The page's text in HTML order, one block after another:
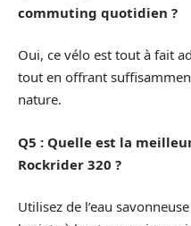
commuting quotidien ?
Oui, ce vélo est tout à fait
tout en offrant
nature.
Q5 : Quelle est la
Rockrider 320 ?
Utilisez de l’eau